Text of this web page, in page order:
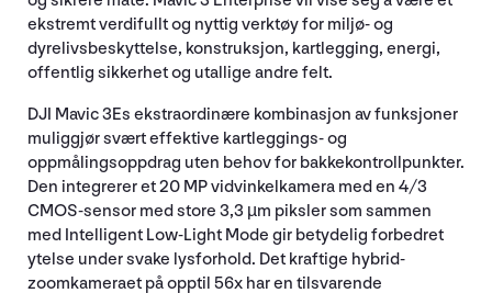
ekstremt verdifullt og nyttig verktøy for miljø- og
dyrelivsbeskyttelse, konstruksjon, kartlegging, energi,
offentlig sikkerhet og utallige andre felt.
DJI Mavic 3Es ekstraordinære kombinasjon av funksjoner
muliggjør svært effektive kartleggings- og
oppmålingsoppdrag uten behov for bakkekontrollpunkter.
Den integrerer et 20 MP vidvinkelkamera med en 4/3
CMOS-sensor med store 3,3 µm piksler som sammen
med Intelligent Low-Light Mode gir betydelig forbedret
ytelse under svake lysforhold. Det kraftige hybrid-
zoomkameraet på opptil 56x har en tilsvarende